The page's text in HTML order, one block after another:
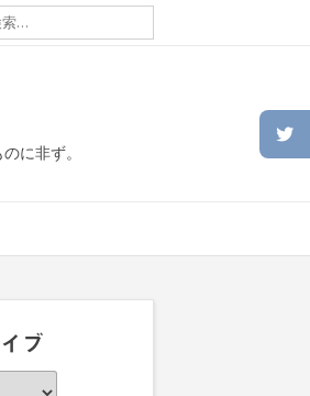
に非ず。
ブ